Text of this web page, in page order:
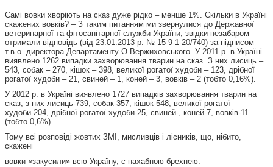
Самі вовки хворіють на сказ дуже рідко – менше 1%. Скільки в Україні
скажених вовків? – З таким питанням ми звернулися до Державної
ветеринарної та фітосанітарної служби України, звідки незабаром
отримали відповідь (від 23.01.2013 р. № 15-9-1-20/740) за підписом
т.в.о. директора Департаменту О.Вержиховського. У 2011 р. в Україні
виявлено 1262 випадки захворювання тварин на сказ. З них лисиць –
543, собак – 270, кішок – 398, великої рогатої худоби – 123, дрібної
рогатої худоби – 21, свиней – 1, коней – 3, вовків – 2 (тобто 0,16%).
У 2012 р. в Україні виявлено 1727 випадків захворювання тварин на
сказ, з них лисиць-739, собак-357, кішок-548, великої рогатої
худоби-204, дрібної рогатої худоби-25, свиней-, коней-7, вовків-11
(тобто 0,6%) .
Тому всі розповіді жовтих ЗМІ, мисливців і лісників, що, нібито,
скажені
вовки «закусили» всю Україну, є нахабною брехнею.